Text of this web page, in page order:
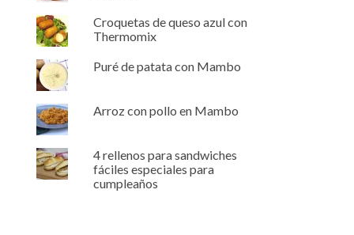
Croquetas de queso azul con
Thermomix
Puré de patata con Mambo
Arroz con pollo en Mambo
4 rellenos para sandwiches
fáciles especiales para
cumpleaños